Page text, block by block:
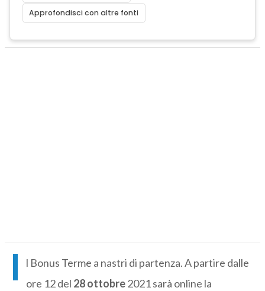
Approfondisci con altre fonti
I
l Bonus Terme a nastri di partenza. A partire dalle
ore 12 del 28 ottobre2021 sarà online la